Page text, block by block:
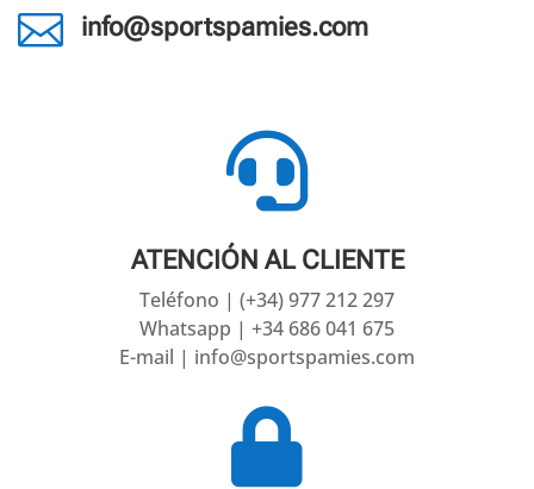
 info@sportspamies.com

ATENCIÓN AL CLIENTE
Teléfono | (+34) 977 212 297
Whatsapp | +34 686 041 675
E-mail | info@sportspamies.com
